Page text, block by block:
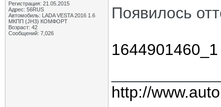
Регистрация: 21.05.2015
Адрес: 56RUS
Автомобиль: LADA VESTA 2016 1.6
МКПП (JH3) КОМФОРТ
Возраст: 42
Сообщений: 7,026
Появилось
http://